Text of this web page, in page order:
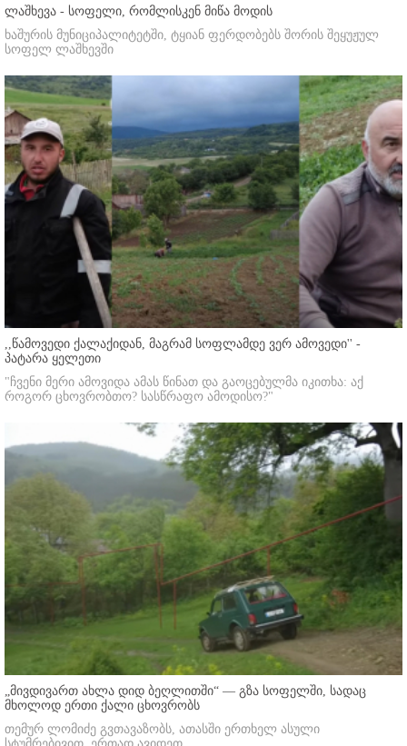
ლაშხევა - სოფელი, რომლისკენ მიწა მოდის
ხაშურის მუნიციპალიტეტში, ტყიან ფერდობებს შორის შეყუჟულ
სოფელ ლაშხევში
,,წამოვედი ქალაქიდან, მაგრამ სოფლამდე ვერ ამოვედი'' -
პატარა ყელეთი
"ჩვენი მერი ამოვიდა ამას წინათ და გაოცებულმა იკითხა: აქ
როგორ ცხოვრობთო? სასწრაფო ამოდისო?"
„მივდივართ ახლა დიდ ბეღლითში“ — გზა სოფელში, სადაც
მხოლოდ ერთი ქალი ცხოვრობს
თემურ ლომიძე გვთავაზობს, ათასში ერთხელ ასული